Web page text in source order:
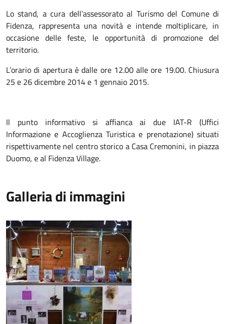
Lo stand, a cura dell’assessorato al Turismo del Comune di
Fidenza, rappresenta una novità e intende moltiplicare, in
occasione delle feste, le opportunità di promozione del
territorio.
L’orario di apertura è dalle ore 12.00 alle ore 19.00. Chiusura
25 e 26 dicembre 2014 e 1 gennaio 2015.
Il punto informativo si affianca ai due IAT-R (Uffici
Informazione e Accoglienza Turistica e prenotazione) situati
rispettivamente nel centro storico a Casa Cremonini, in piazza
Duomo, e al Fidenza Village.
Galleria di immagini